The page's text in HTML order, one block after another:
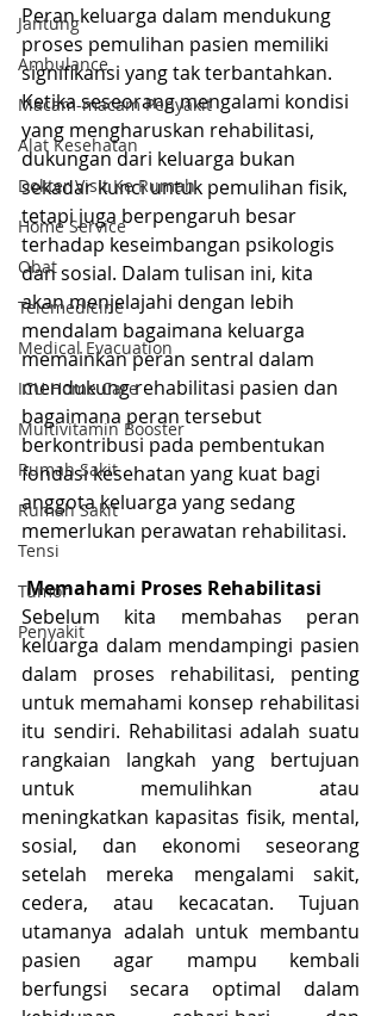
Jantung
Ambulance
Macam-macam Penyakit
Alat Kesehatan
Dokter Visit Ke Rumah
Home Service
Obat
Telemedicine
Medical Evacuation
ICU Home Care
Multivitamin Booster
Rumah Sakit
Rumah Sakit
Tensi
Tumor
Penyakit
Peran keluarga dalam mendukung
proses pemulihan pasien memiliki
signifikansi yang tak terbantahkan.
Ketika seseorang mengalami kondisi
yang mengharuskan rehabilitasi,
dukungan dari keluarga bukan
sekadar kunci untuk pemulihan fisik,
tetapi juga berpengaruh besar
terhadap keseimbangan psikologis
dan sosial. Dalam tulisan ini, kita
akan menjelajahi dengan lebih
mendalam bagaimana keluarga
memainkan peran sentral dalam
mendukung rehabilitasi pasien dan
bagaimana peran tersebut
berkontribusi pada pembentukan
fondasi kesehatan yang kuat bagi
anggota keluarga yang sedang
memerlukan perawatan rehabilitasi.
Memahami Proses Rehabilitasi
Sebelum kita membahas peran
keluarga dalam mendampingi pasien
dalam proses rehabilitasi, penting
untuk memahami konsep rehabilitasi
itu sendiri. Rehabilitasi adalah suatu
rangkaian langkah yang bertujuan
untuk memulihkan atau
meningkatkan kapasitas fisik, mental,
sosial, dan ekonomi seseorang
setelah mereka mengalami sakit,
cedera, atau kecacatan. Tujuan
utamanya adalah untuk membantu
pasien agar mampu kembali
berfungsi secara optimal dalam